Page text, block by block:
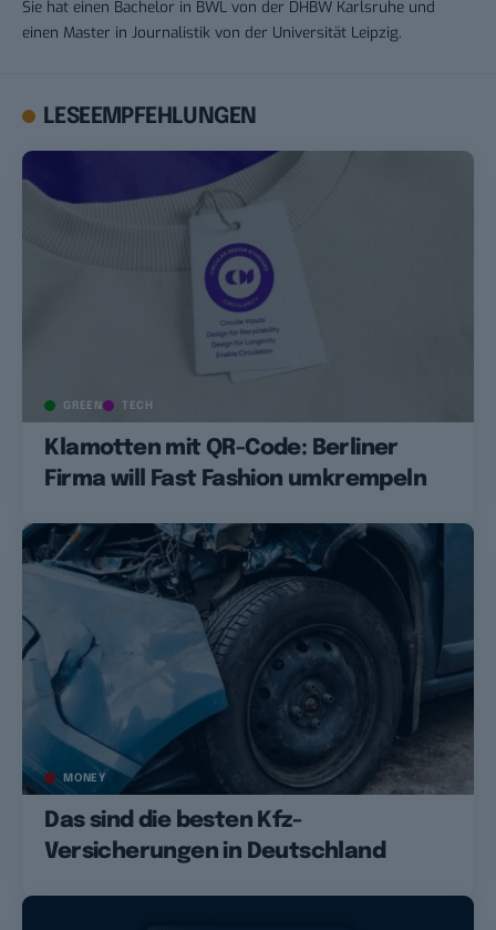
Sie hat einen Bachelor in BWL von der DHBW Karlsruhe und
einen Master in Journalistik von der Universität Leipzig.
LESEEMPFEHLUNGEN
GREEN TECH
Klamotten mit QR-Code: Berliner
Firma will Fast Fashion umkrempeln
MONEY
Das sind die besten Kfz-
Versicherungen in Deutschland